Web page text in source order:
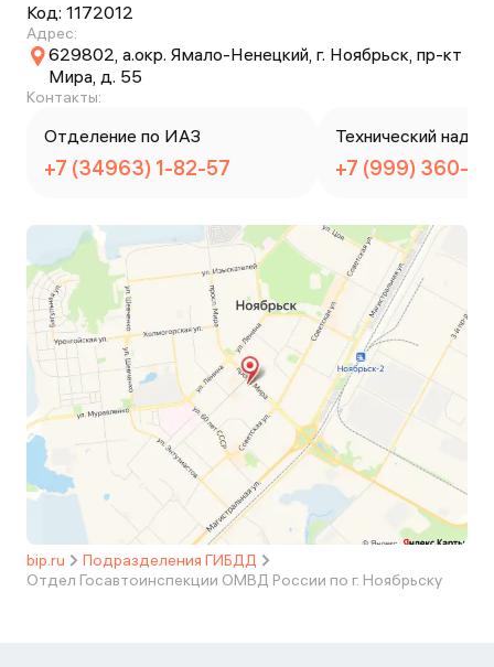
Код: 1172012
Адрес:
629802, а.окр. Ямало-Ненецкий, г. Ноябрьск, пр-кт
Мира, д. 55
Контакты:
Отделение по ИАЗ
+7 (34963) 1-82-57
Технический
+7 (999) 360-
bip.ru
Подразделения ГИБДД
Отдел Госавтоинспекции ОМВД России по г. Ноябрьску